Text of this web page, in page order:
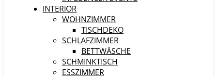
INTERIOR
WOHNZIMMER
TISCHDEKO
SCHLAFZIMMER
BETTWÄSCHE
SCHMINKTISCH
ESSZIMMER